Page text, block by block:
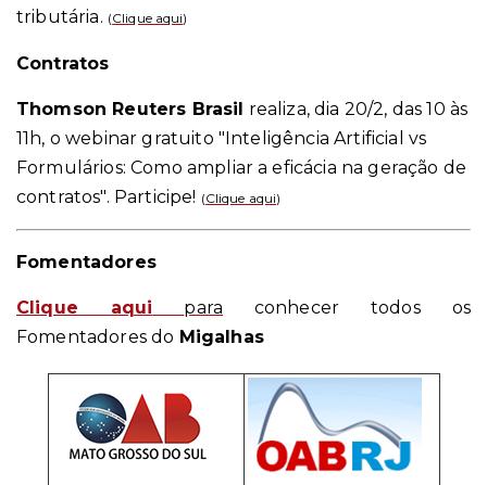
tributária. (Clique aqui)
Contratos
Thomson Reuters Brasil
realiza, dia 20/2, das 10 às
11h, o webinar gratuito "Inteligência Artificial vs
Formulários: Como ampliar a eficácia na geração de
contratos". Participe! (Clique aqui)
Fomentadores
Clique aqui para conhecer todos os
Fomentadores do Migalhas